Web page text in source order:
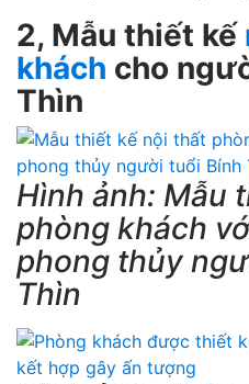
2, Mẫu thiết kế
khách cho
Thìn
Hình ảnh: Mẫu
phòng khách
phong thủy
Thìn